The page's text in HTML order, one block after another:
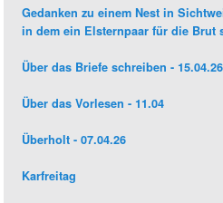
Gedanken zu einem Nest in
in dem ein Elsternpaar für die Brut
Über das Briefe schreiben - 15.04.26
Über das Vorlesen - 11.04
Überholt - 07.04.26
Karfreitag